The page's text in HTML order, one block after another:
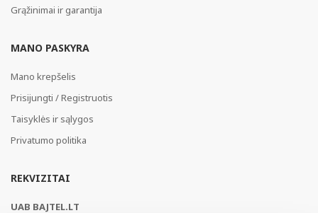
Grąžinimai ir garantija
MANO PASKYRA
Mano krepšelis
Prisijungti / Registruotis
Taisyklės ir sąlygos
Privatumo politika
REKVIZITAI
UAB BAJTEL.LT